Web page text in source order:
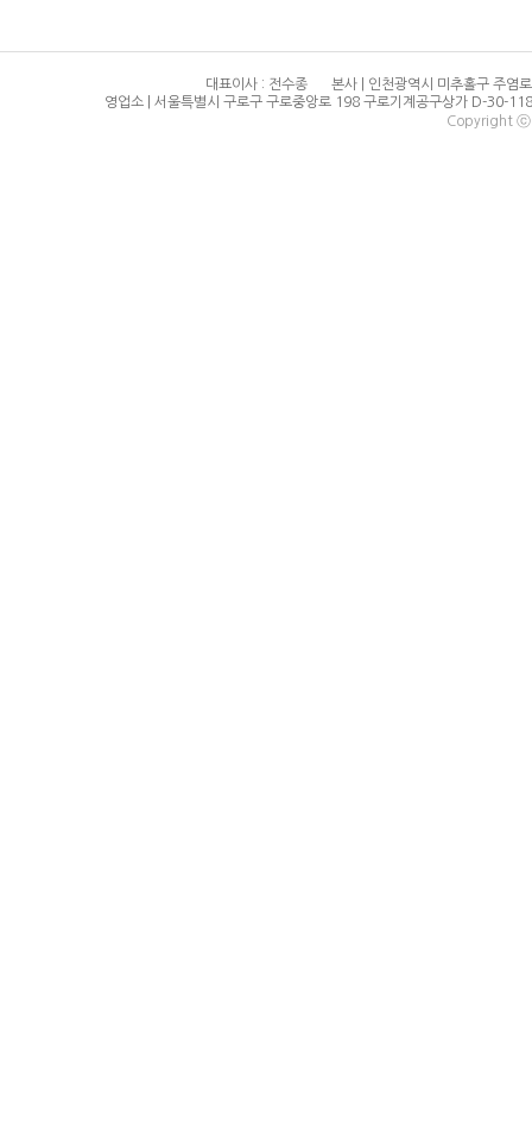
대표이사 : 전수종
본사 | 인천광역시 미추홀구 주염
영업소 | 서울특별시 구로구 구로중앙로 198 구로기계공구상가 D-30-
Copyright ⓒ(